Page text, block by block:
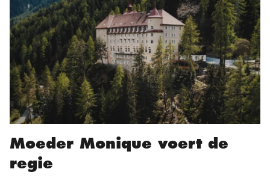
Moeder Monique voert de
regie